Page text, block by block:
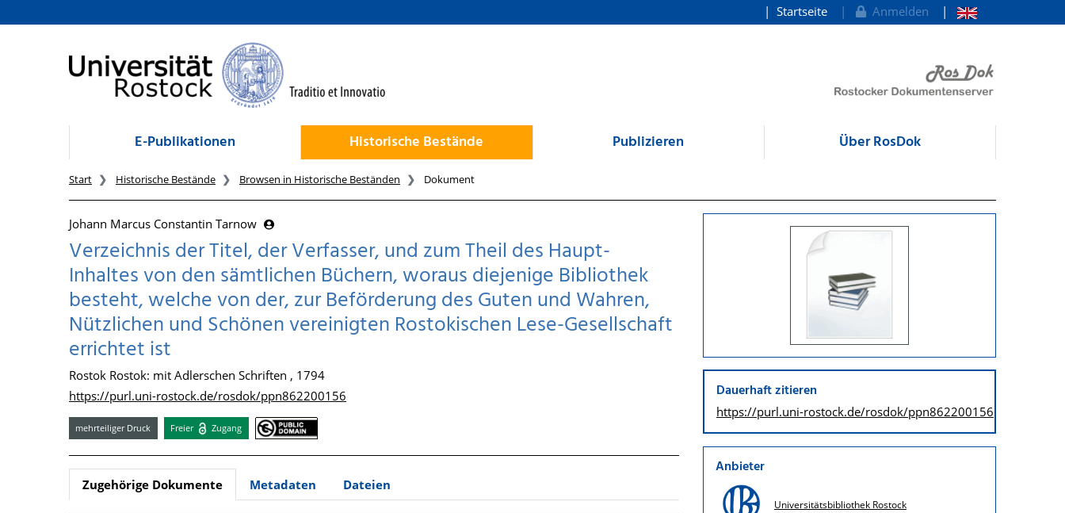
zum Inhalt
Startseite Anmelden
E-Publikationen Historische Bestände Publizieren Über RosDok
Start Historische Bestände Browsen in Historische Beständen Dokument
Johann Marcus Constantin Tarnow
Verzeichnis der Titel, der Verfasser, und zum Theil des Haupt-
Inhaltes von den sämtlichen Büchern, woraus diejenige Bibliothek
besteht, welche von der, zur Beförderung des Guten und Wahren,
Nützlichen und Schönen vereinigten Rostokischen Lese-Gesellschaft
errichtet ist
Rostok Rostok: mit Adlerschen Schriften , 1794
https://purl.uni-rostock.de/rosdok/ppn862200156
mehrteiliger Druck Freier Zugang
Zugehörige Dokumente Metadaten Dateien
Dauerhaft zitieren
https://purl.uni-rostock.de/rosdok/ppn862200156
Anbieter
Universitätsbibliothek Rostock